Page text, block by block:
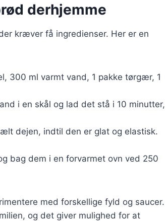
derhjemme
kræver få ingredienser. Her er en
300 ml varmt vand, 1 pakke tørgær, 1
i en skål og lad det stå i 10 minutter,
dejen, indtil den er glat og elastisk.
bag dem i en forvarmet ovn ved 250
med forskellige fyld og saucer.
og det giver mulighed for at